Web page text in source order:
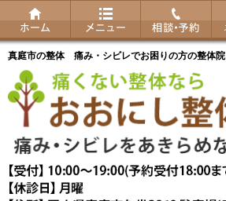
真庭市の整体 痛み・シビレでお困りの方の整体院